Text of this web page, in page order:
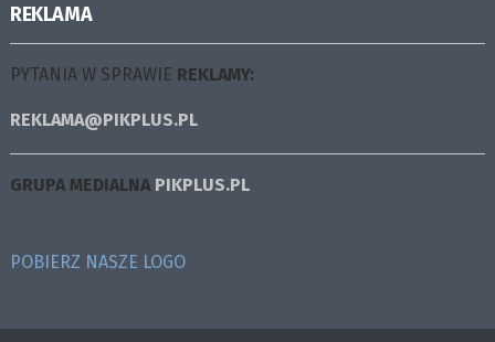
REKLAMA
PYTANIA W SPRAWIE REKLAMY:
REKLAMA@PIKPLUS.PL
GRUPA MEDIALNA PIKPLUS.PL
POBIERZ NASZE LOGO